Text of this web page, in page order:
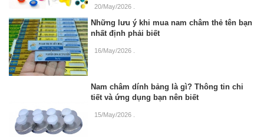
20/May/2026
Những lưu ý khi mua nam châm thẻ tên bạn
nhất định phải biết
16/May/2026
Nam châm dính bảng là gì? Thông tin chi
tiết và ứng dụng bạn nên biết
15/May/2026